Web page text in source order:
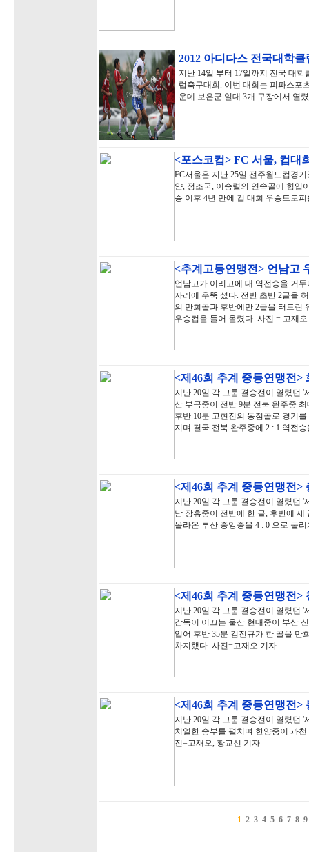
2012 아디다스 전국대학
지난 14일 부터 17일까지 전국 대
럽축구대회. 이번 대회는 피파스포
운데 보은군 일대 3개 구장에서 열
<포스코컵> FC 서울, 컵대
FC서울은 지난 25일 전주월드컵경
얀, 정조국, 이승렬의 연속골에 힘입
승 이후 4년 만에 컵 대회 우승트로
<추계고등연맹전> 언남고
언남고가 이리고에 대 역전승을 거
자리에 우뚝 섰다. 전반 초반 2골을
의 만회골과 후반에만 2골을 터트린
우승컵을 들어 올렸다. 사진 = 고재
<제46회 추계 중등연맹전>
지난 20일 각 그룹 결승전이 열렸던
산 부곡중이 전반 9분 전북 완주중
후반 10분 고현진의 동점골로 경기
지며 결국 전북 완주중에 2 : 1 역전
<제46회 추계 중등연맹전>
지난 20일 각 그룹 결승전이 열렸던
남 장흥중이 전반에 한 골, 후반에
올라온 부산 중앙중을 4 : 0 으로 물
<제46회 추계 중등연맹전>
지난 20일 각 그룹 결승전이 열렸던
감독이 이끄는 울산 현대중이 부산
입어 후반 35분 김진규가 한 골을 만
차지했다. 사진=고재오 기자
<제46회 추계 중등연맹전>
지난 20일 각 그룹 결승전이 열렸던
치열한 승부를 펼치며 한양중이 과
진=고재오, 황교선 기자
1 2 3 4 5 6 7 8 9